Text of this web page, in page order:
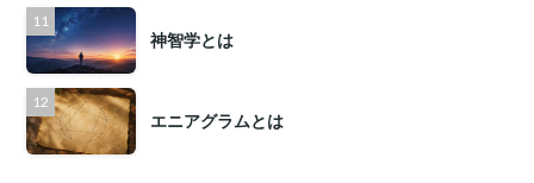
神智学とは
エニアグラムとは